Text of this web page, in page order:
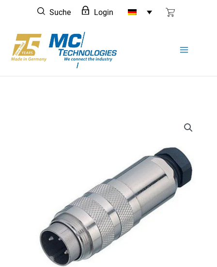
springen
Suche Login